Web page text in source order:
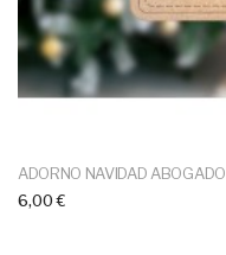
ADORNO NAVIDAD ABOGADO
6,00 €